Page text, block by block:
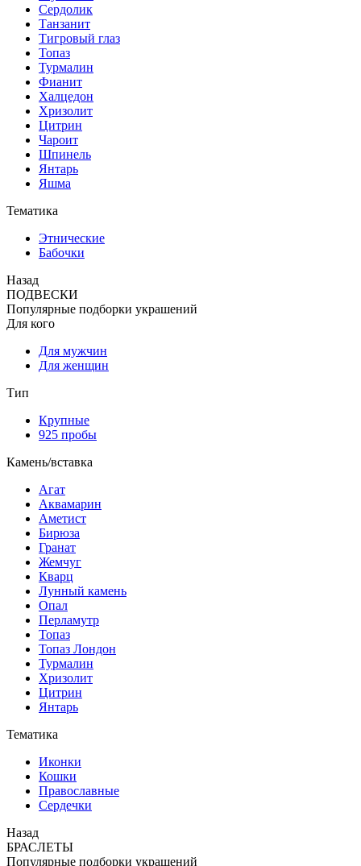
Сердолик
Танзанит
Тигровый глаз
Топаз
Турмалин
Фианит
Халцедон
Хризолит
Цитрин
Чароит
Шпинель
Янтарь
Яшма
Тематика
Этнические
Бабочки
Назад
ПОДВЕСКИ
Популярные подборки украшений
Для кого
Для мужчин
Для женщин
Тип
Крупные
925 пробы
Камень/вставка
Агат
Аквамарин
Аметист
Бирюза
Гранат
Жемчуг
Кварц
Лунный камень
Опал
Перламутр
Топаз
Топаз Лондон
Турмалин
Хризолит
Цитрин
Янтарь
Тематика
Иконки
Кошки
Православные
Сердечки
Назад
БРАСЛЕТЫ
Популярные подборки украшений